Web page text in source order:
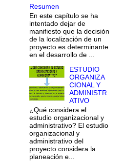
Resumen
En este capítulo se ha
intentado dejar de
manifiesto que la decisión
de la localización de un
proyecto es determinante
en el desarrollo de ...
ESTUDIO
ORGANIZA
CIONAL Y
ADMINISTR
ATIVO
¿Qué considera el
estudio organizacional y
administrativo? El estudio
organizacional y
administrativo del
proyecto considera la
planeación e...